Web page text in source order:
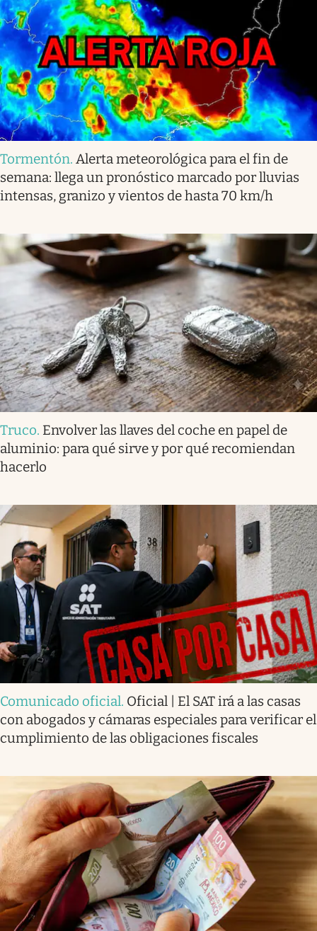
Tormentón. Alerta meteorológica para el fin de
semana: llega un pronóstico marcado por lluvias
intensas, granizo y vientos de hasta 70 km/h
Truco. Envolver las llaves del coche en papel de
aluminio: para qué sirve y por qué recomiendan
hacerlo
Comunicado oficial. Oficial | El SAT irá a las casas
con abogados y cámaras especiales para verificar el
cumplimiento de las obligaciones fiscales